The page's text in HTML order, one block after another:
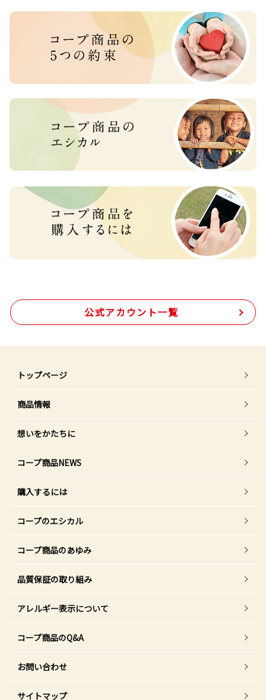
公式アカウント一覧
トップページ
商品情報
想いをかたちに
コープ商品NEWS
購入するには
コープのエシカル
コープ商品のあゆみ
品質保証の取り組み
アレルギー表示について
コープ商品のQ&A
お問い合わせ
サイトマップ